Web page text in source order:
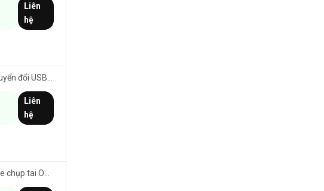
Liên
hệ
Đầu chuyển đổi USB 3.0 to TypeC REMAX CB32-C-AF hỗ trợ truyền data tối đa 5Gbps
Liên
hệ